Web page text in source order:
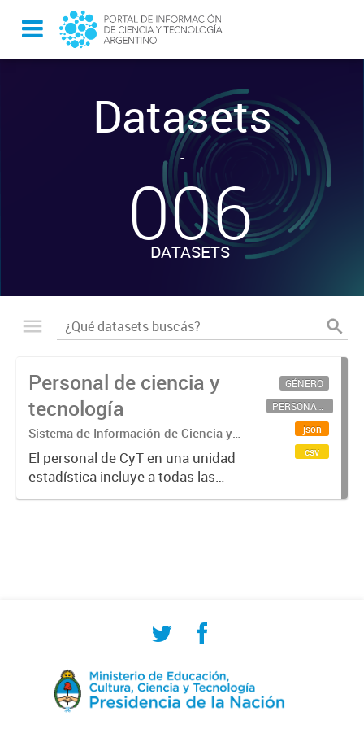
Datasets
-
006
DATASETS
Personal de ciencia y
tecnología
Sistema de Información de Ciencia y
Tecnología Argentino (SICYTAR)
El personal de CyT en una unidad
estadística incluye a todas las
personas involucradas
GÉNERO
PERSONAL CIENTÍFICO-TECNOLÓGICO
json
csv